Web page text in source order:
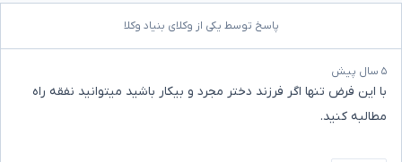
پاسخ توسط یکی از وکلای بنیاد وکلا
۵ سال پیش
با این فرض تنها اگر فرزند دختر مجرد و بیکار باشید میتوانید نفقه راه
مطالبه کنید.